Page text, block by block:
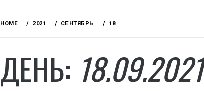
HOME 2021 СЕНТЯБРЬ 18
ДЕНЬ: 18.09.2021